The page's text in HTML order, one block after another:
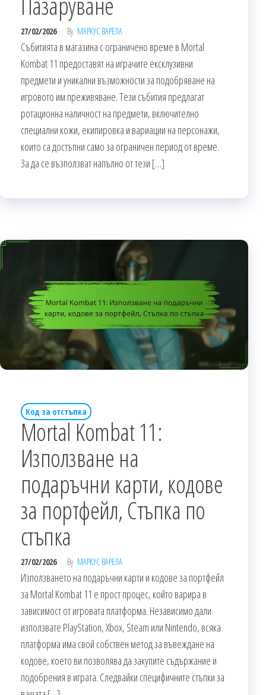
27/02/2026 By МАРКУС ВАРЕЛА
Събитията в магазина с ограничено време в Mortal
Kombat 11 предоставят на играчите ексклузивни
предмети и уникални възможности за подобряване на
игровото им преживяване. Тези събития предлагат
ротационна наличност на предмети, включително
специални кожи, екипировка и вариации на персонажи,
които са достъпни само за ограничен период от време.
За да се възползват напълно от тези […]
Код за отстъпка
Mortal Kombat 11:
Използване на
подаръчни карти, кодове
за портфейл, Стъпка по
стъпка
27/02/2026 By МАРКУС ВАРЕЛА
Използването на подаръчни карти и кодове за портфейл
за Mortal Kombat 11 е прост процес, който варира в
зависимост от игровата платформа. Независимо дали
използвате PlayStation, Xbox, Steam или Nintendo, всяка
платформа има свой собствен метод за въвеждане на
кодове, което ви позволява да закупите съдържание и
подобрения в играта. Следвайки специфичните стъпки за